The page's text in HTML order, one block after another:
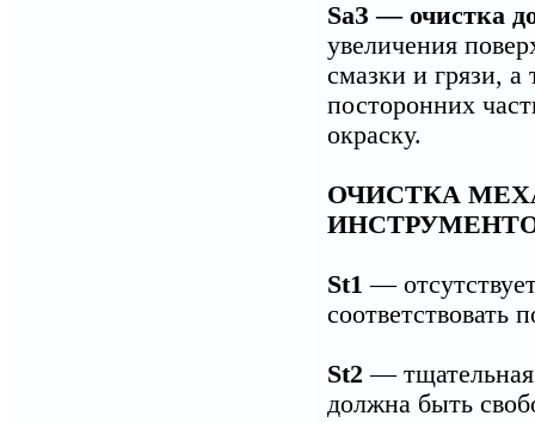
SаЗ — очистка
увеличения
смазки и грязи,
посторонних
окраску.
ОЧИСТКА
St1 —
соответствовать
St2 — тщательная
должна быть